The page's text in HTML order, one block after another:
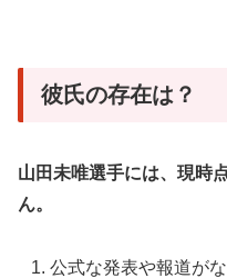
彼氏の存在は？
山田未唯選手には、現時
ん。
公式な発表や報道が